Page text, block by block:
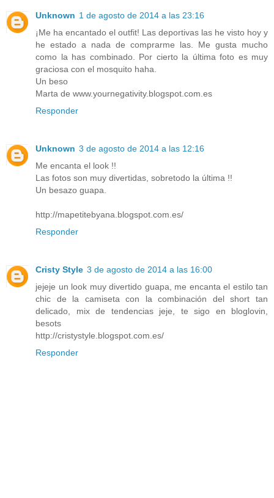
Unknown 1 de agosto de 2014 a las 23:16
¡Me ha encantado el outfit! Las deportivas las he visto hoy y
he estado a nada de comprarme las. Me gusta mucho
como la has combinado. Por cierto la última foto es muy
graciosa con el mosquito haha.
Un beso
Marta de www.yournegativity.blogspot.com.es
Responder
Unknown 3 de agosto de 2014 a las 12:16
Me encanta el look !!
Las fotos son muy divertidas, sobretodo la última !!
Un besazo guapa.
http://mapetitebyana.blogspot.com.es/
Responder
Cristy Style 3 de agosto de 2014 a las 16:00
jejeje un look muy divertido guapa, me encanta el estilo tan
chic de la camiseta con la combinación del short tan
delicado, mix de tendencias jeje, te sigo en bloglovin,
besots
http://cristystyle.blogspot.com.es/
Responder